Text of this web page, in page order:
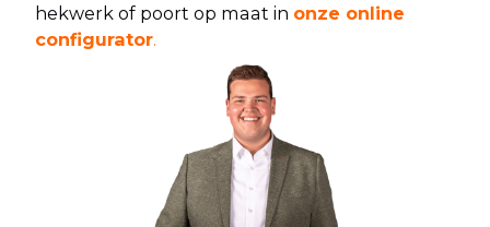
hekwerk of poort op maat in onze online
configurator.